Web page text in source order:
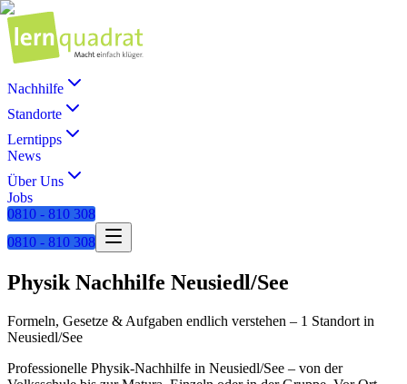
Nachhilfe
Standorte
Lerntipps
News
Über Uns
Jobs
0810 - 810 308
0810 - 810 308
Physik Nachhilfe Neusiedl/See
Formeln, Gesetze & Aufgaben endlich verstehen – 1 Standort in
Neusiedl/See
Professionelle Physik-Nachhilfe in Neusiedl/See – von der